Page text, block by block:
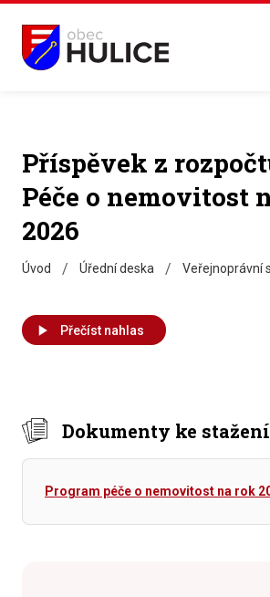
Příspěvek z
Péče o nemovitost
2026
Úvod / Úřední deska / Veřejnoprávní
Přečíst nahlas
Dokumenty ke stažení
Program péče o nemovitost na rok